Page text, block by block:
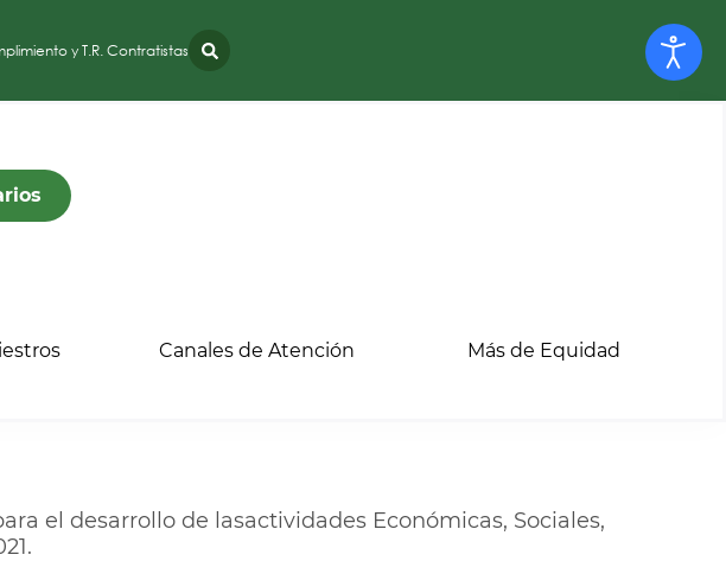
y T.R. Contratistas
Canales de Atención Más de Equidad
el desarrollo de lasactividades Económicas, Sociales,